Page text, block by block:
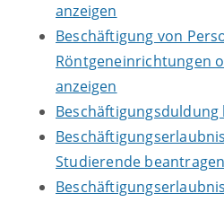
anzeigen
Beschäftigung von
Röntgeneinrichtungen
anzeigen
Beschäftigungsduldung
Studierende beantragen